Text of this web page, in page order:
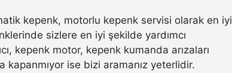
kepenk, motorlu kepenk servisi olarak en iyi
sizlere en iyi şekilde yardımcı
kepenk motor, kepenk kumanda arızaları
kapanmıyor ise bizi aramanız yeterlidir.